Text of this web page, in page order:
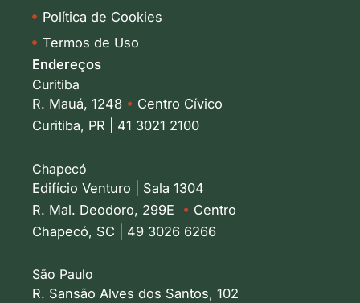
Política de Cookies
Termos de Uso
Endereços
Curitiba
R. Mauá, 1248 • Centro Cívico
Curitiba, PR | 41 3021 2100
Chapecó
Edifício Venturo | Sala 1304
R. Mal. Deodoro, 299E • Centro
Chapecó, SC | 49 3026 6266
São Paulo
R. Sansão Alves dos Santos, 102